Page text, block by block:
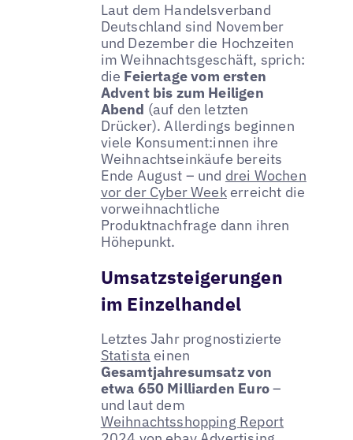
Laut dem Handelsverband
Deutschland sind November
und Dezember die Hochzeiten
im Weihnachtsgeschäft, sprich:
die Feiertage vom ersten
Advent bis zum Heiligen
Abend (auf den letzten
Drücker). Allerdings beginnen
viele Konsument:innen ihre
Weihnachtseinkäufe bereits
Ende August – und drei Wochen
vor der Cyber Weekerreicht die
vorweihnachtliche
Produktnachfrage dann ihren
Höhepunkt.
Umsatzsteigerungen
im Einzelhandel
Letztes Jahr prognostizierte
Statista einen
Gesamtjahresumsatz von
etwa 650 Milliarden Euro–
und laut dem
Weihnachtsshopping Report